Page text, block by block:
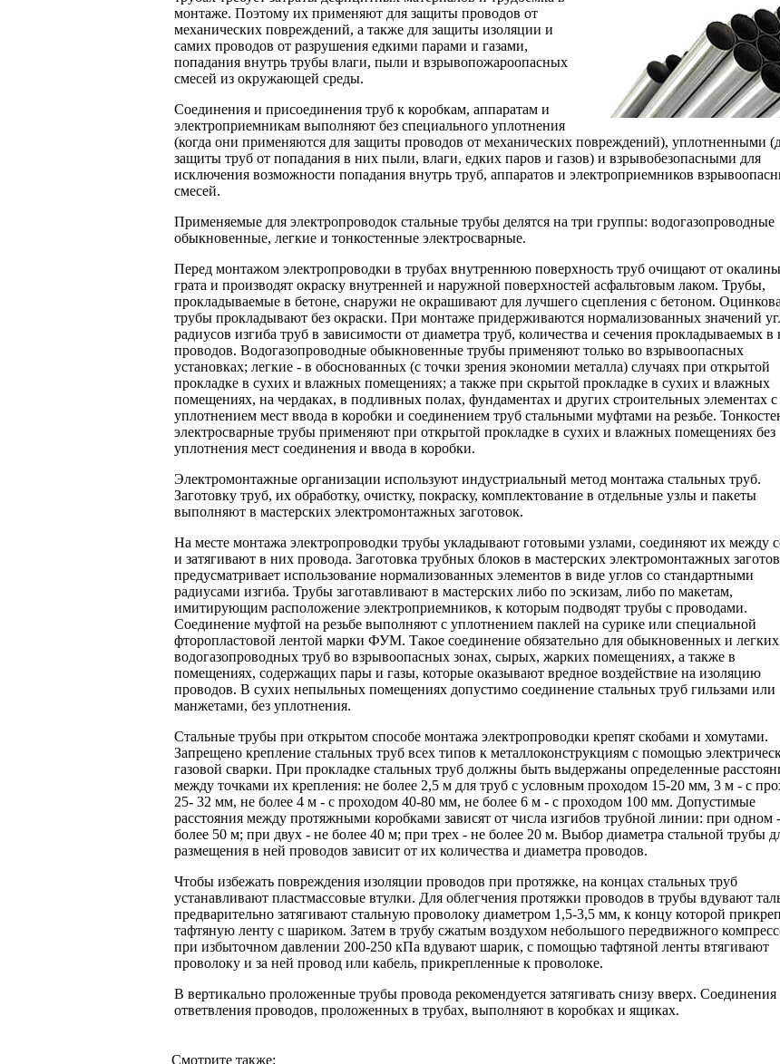
монтаже. Поэтому их применяют для защиты проводов от
механических повреждений, а также для защиты изоляции и
самих проводов от разрушения едкими парами и газами,
попадания внутрь трубы влаги, пыли и взрывопожароопасных
смесей из окружающей среды.
Соединения и присоединения труб к коробкам, аппаратам и
электроприемникам выполняют без специального уплотнения
(когда они применяются для защиты проводов от механических повреждений), уплотненными
защиты труб от попадания в них пыли, влаги, едких паров и газов) и взрывобезопасными для
исключения возможности попадания внутрь труб, аппаратов и электроприемников
смесей.
Применяемые для электропроводок стальные трубы делятся на три группы: водогазопроводные
обыкновенные, легкие и тонкостенные электросварные.
Перед монтажом электропроводки в трубах внутреннюю поверхность труб очищают от
грата и производят окраску внутренней и наружной поверхностей асфальтовым лаком. Трубы,
прокладываемые в бетоне, снаружи не окрашивают для лучшего сцепления с бетоном.
трубы прокладывают без окраски. При монтаже придерживаются нормализованных значений
радиусов изгиба труб в зависимости от диаметра труб, количества и сечения прокладываемых в
проводов. Водогазопроводные обыкновенные трубы применяют только во взрывоопасных
установках; легкие - в обоснованных (с точки зрения экономии металла) случаях при открытой
прокладке в сухих и влажных помещениях; а также при скрытой прокладке в сухих и влажных
помещениях, на чердаках, в подливных полах, фундаментах и других строительных элементах с
уплотнением мест ввода в коробки и соединением труб стальными муфтами на резьбе.
электросварные трубы применяют при открытой прокладке в сухих и влажных помещениях без
уплотнения мест соединения и ввода в коробки.
Электромонтажные организации используют индустриальный метод монтажа стальных труб.
Заготовку труб, их обработку, очистку, покраску, комплектование в отдельные узлы и пакеты
выполняют в мастерских электромонтажных заготовок.
На месте монтажа электропроводки трубы укладывают готовыми узлами, соединяют их между
и затягивают в них провода. Заготовка трубных блоков в мастерских электромонтажных
предусматривает использование нормализованных элементов в виде углов со стандартными
радиусами изгиба. Трубы заготавливают в мастерских либо по эскизам, либо по макетам,
имитирующим расположение электроприемников, к которым подводят трубы с проводами.
Соединение муфтой на резьбе выполняют с уплотнением паклей на сурике или специальной
фторопластовой лентой марки ФУМ. Такое соединение обязательно для обыкновенных и легких
водогазопроводных труб во взрывоопасных зонах, сырых, жарких помещениях, а также в
помещениях, содержащих пары и газы, которые оказывают вредное воздействие на изоляцию
проводов. В сухих непыльных помещениях допустимо соединение стальных труб гильзами или
манжетами, без уплотнения.
Стальные трубы при открытом способе монтажа электропроводки крепят скобами и хомутами.
Запрещено крепление стальных труб всех типов к металлоконструкциям с помощью
газовой сварки. При прокладке стальных труб должны быть выдержаны определенные
между точками их крепления: не более 2,5 м для труб с условным проходом 15-20 мм, 3 м - с
25- 32 мм, не более 4 м - с проходом 40-80 мм, не более 6 м - с проходом 100 мм. Допустимые
расстояния между протяжными коробками зависят от числа изгибов трубной линии: при одном
более 50 м; при двух - не более 40 м; при трех - не более 20 м. Выбор диаметра стальной трубы
размещения в ней проводов зависит от их количества и диаметра проводов.
Чтобы избежать повреждения изоляции проводов при протяжке, на концах стальных труб
устанавливают пластмассовые втулки. Для облегчения протяжки проводов в трубы вдувают
предварительно затягивают стальную проволоку диаметром 1,5-3,5 мм, к концу которой
тафтяную ленту с шариком. Затем в трубу сжатым воздухом небольшого передвижного
при избыточном давлении 200-250 кПа вдувают шарик, с помощью тафтяной ленты втягивают
проволоку и за ней провод или кабель, прикрепленные к проволоке.
В вертикально проложенные трубы провода рекомендуется затягивать снизу вверх. Соединения
ответвления проводов, проложенных в трубах, выполняют в коробках и ящиках.
Смотрите также: